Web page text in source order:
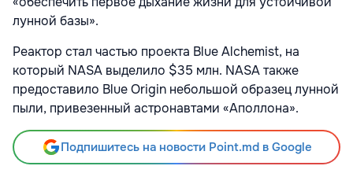
лунной базы».
Реактор стал частью проекта Blue Alchemist, на
который NASA выделило $35 млн. NASA также
предоставило Blue Origin небольшой образец лунной
пыли, привезенный астронавтами «Аполлона».
Подпишитесь на новости Point.md в Google